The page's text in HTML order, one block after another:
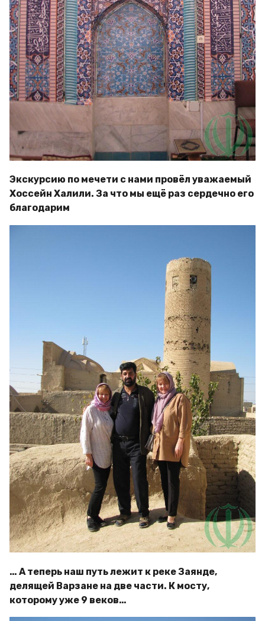
Экскурсию по мечети с нами провёл уважаемый
Хоссейн Халили. За что мы ещё раз сердечно его
благодарим
… А теперь наш путь лежит к реке Заянде,
делящей Варзане на две части. К мосту,
которому уже 9 веков…